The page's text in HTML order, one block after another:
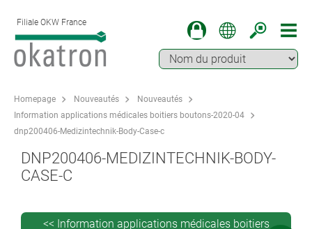
Filiale OKW France
Homepage Nouveautés
Nouveautés
Information applications médicales boitiers boutons-2020-04
dnp200406-Medizintechnik-Body-Case-c
DNP200406-MEDIZINTECHNIK-BODY-
CASE-C
<< Information applications médicales boitiers